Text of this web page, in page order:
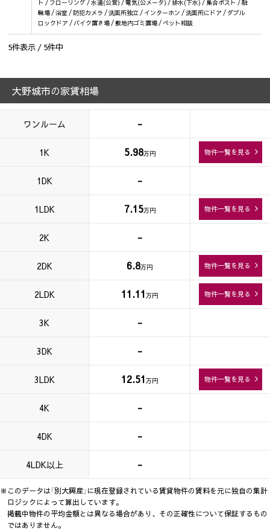
ト / フローリング / 水道(公営) / 電気(公メータ) / 排水(下水) / 集合ポスト / 駐
輪場 / 浴室 / 防犯カメラ / 洗面所独立 / インターホン / 洗面所にドア / ダブル
ロックドア / バイク置き場 / 敷地内ゴミ置場 / ペット相談
5件表示 / 5件中
大野城市の家賃相場
ワンルーム -
1K 5.98万円 物件一覧を見る
1DK -
1LDK 7.15万円 物件一覧を見る
2K -
2DK 6.8万円 物件一覧を見る
2LDK 11.11万円 物件一覧を見る
3K -
3DK -
3LDK 12.51万円 物件一覧を見る
4K -
4DK -
4LDK以上 -
※このデータは「別大興産」に現在登録されている賃貸物件の賃料を元に独自の集計
ロジックによって算出しています。
掲載中物件の平均金額とは異なる場合があり、その正確性について保証するもの
ではありません。